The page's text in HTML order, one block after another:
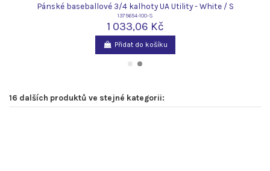
Pánské baseballové 3/4 kalhoty UA Utility - White / S
1375654-100-S
1 033,06 Kč
Přidat do košíku
16 dalších produktů ve stejné kategorii: